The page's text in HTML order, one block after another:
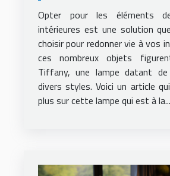
Opter pour les éléments
intérieures est une solution
choisir pour redonner vie à vos
ces nombreux objets
Tiffany, une lampe datant
divers styles. Voici un article
plus sur cette lampe qui est à la...